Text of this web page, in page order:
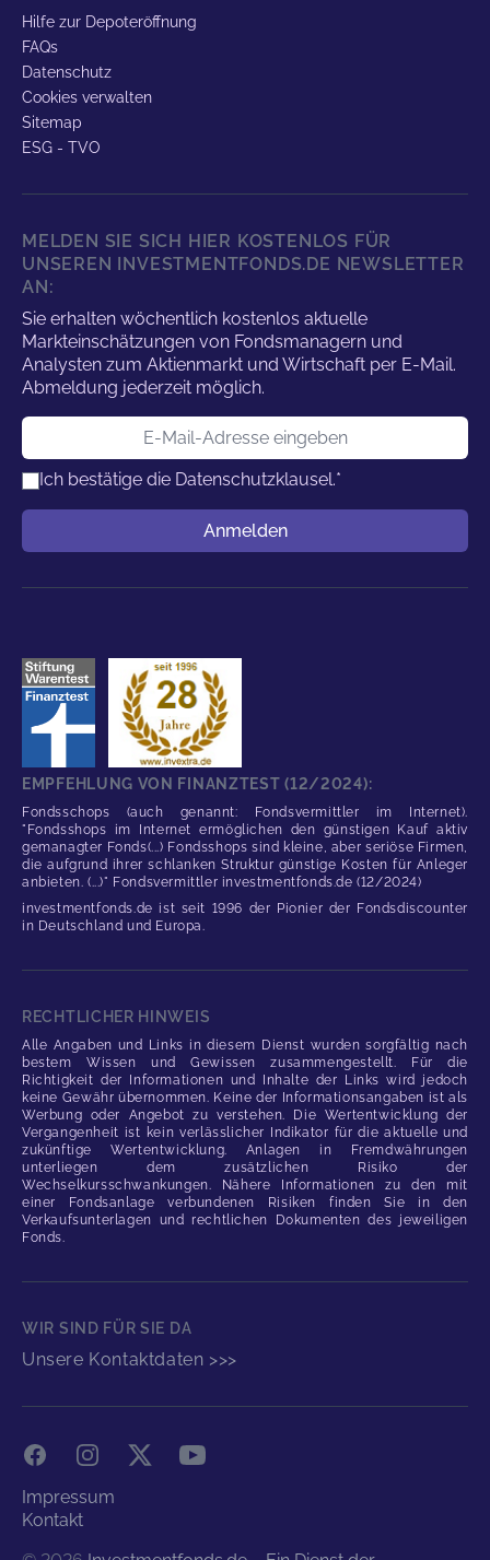
Hilfe zur Depoteröffnung
FAQs
Datenschutz
Cookies verwalten
Sitemap
ESG - TVO
MELDEN SIE SICH HIER KOSTENLOS FÜR
UNSEREN INVESTMENTFONDS.DE NEWSLETTER
AN:
Sie erhalten wöchentlich kostenlos aktuelle
Markteinschätzungen von Fondsmanagern und
Analysten zum Aktienmarkt und Wirtschaft per E-Mail.
Abmeldung jederzeit möglich.
E-Mail-Adresse
Ich bestätige die Datenschutzklausel.*
Anmelden
EMPFEHLUNG VON FINANZTEST (12/2024):
Fondsschops (auch genannt: Fondsvermittler im Internet).
"Fondsshops im Internet ermöglichen den günstigen Kauf aktiv
gemanagter Fonds(...) Fondsshops sind kleine, aber seriöse Firmen,
die aufgrund ihrer schlanken Struktur günstige Kosten für Anleger
anbieten. (...)" Fondsvermittler investmentfonds.de (12/2024)
investmentfonds.de ist seit 1996 der Pionier der Fondsdiscounter
in Deutschland und Europa.
RECHTLICHER HINWEIS
Alle Angaben und Links in diesem Dienst wurden sorgfältig nach
bestem Wissen und Gewissen zusammengestellt. Für die
Richtigkeit der Informationen und Inhalte der Links wird jedoch
keine Gewähr übernommen. Keine der Informationsangaben ist als
Werbung oder Angebot zu verstehen. Die Wertentwicklung der
Vergangenheit ist kein verlässlicher Indikator für die aktuelle und
zukünftige Wertentwicklung. Anlagen in Fremdwährungen
unterliegen dem zusätzlichen Risiko der
Wechselkursschwankungen. Nähere Informationen zu den mit
einer Fondsanlage verbundenen Risiken finden Sie in den
Verkaufsunterlagen und rechtlichen Dokumenten des jeweiligen
Fonds.
WIR SIND FÜR SIE DA
Unsere Kontaktdaten >>>
FacebookInstagram
X YouTube
Impressum
Kontakt